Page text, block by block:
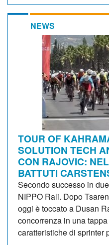
NEWS
TOUR OF
SOLUTION TECH
CON RAJOVIC:
BATTUTI
Secondo successo in
NIPPO Rali. Dopo
oggi è toccato a Dusan
concorrenza in una
caratteristiche di sprinter